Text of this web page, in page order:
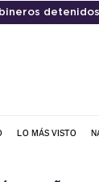
LO MÁS VISTO